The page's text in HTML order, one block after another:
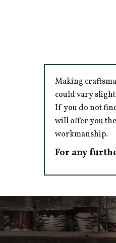
Making
could vary
If you do not
will offer you
workmanship.
For any